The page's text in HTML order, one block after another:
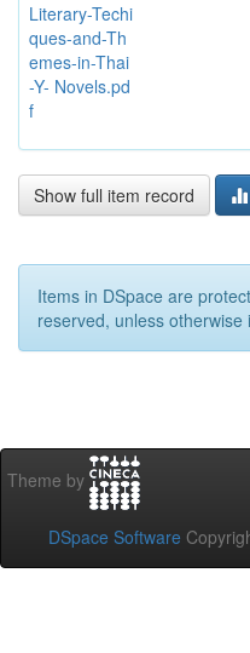
Literary-Techi
ques-and-Th
emes-in-Thai
-Y- Novels.pd
f
Show full item record
Items in DSpace are
reserved, unless otherwise
Theme by
DSpace Software